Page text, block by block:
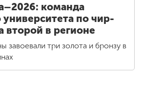
команда
по чир-
второй в регионе
завоевали три золота и бронзу в